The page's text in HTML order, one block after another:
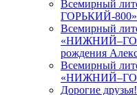
Всемирный
ГОРЬКИЙ-
Всемирный
рождения
Всемирный
Дорогие друзья!